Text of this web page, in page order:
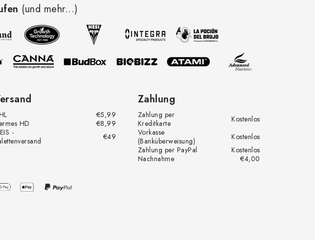
(und mehr...)
€5,99
HD
€8,99
-
€49
Zahlung
Zahlung per
Kreditkarte
Kostenlos
Vorkasse
(Banküberweisung)
Kostenlos
Zahlung per PayPal
Kostenlos
Nachnahme
€4,00